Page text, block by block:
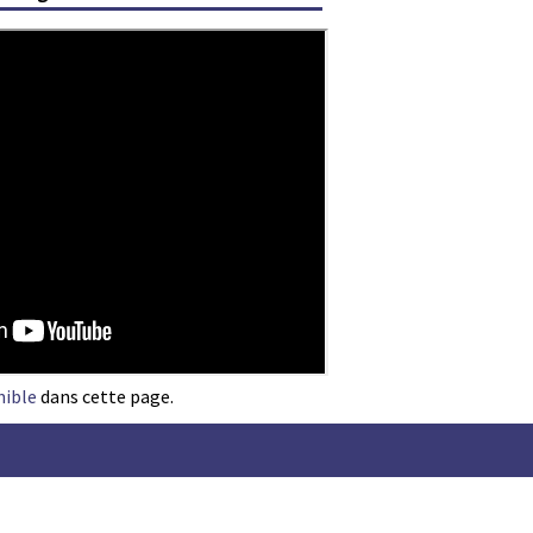
dans cette page.